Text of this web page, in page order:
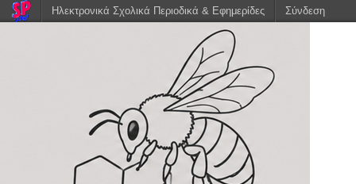
Ηλεκτρονικά Σχολικά Περιοδικά & Εφημερίδες Σύνδεση